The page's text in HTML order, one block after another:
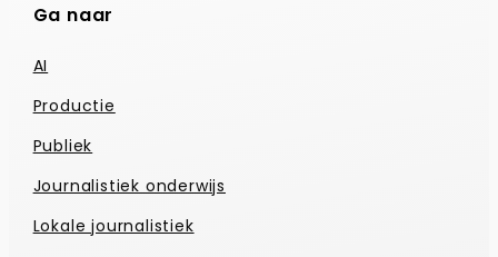
Ga naar
AI
Productie
Publiek
Journalistiek onderwijs
Lokale journalistiek